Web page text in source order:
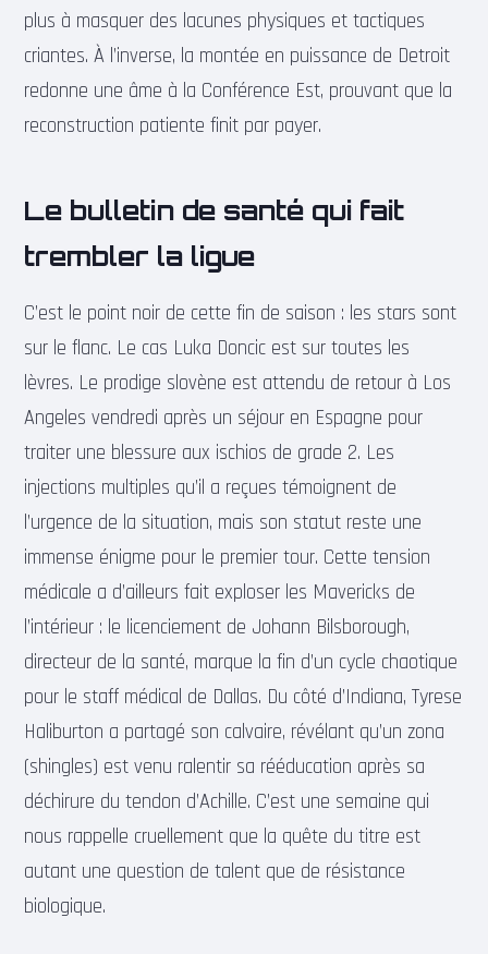
plus à masquer des lacunes physiques et tactiques
criantes. À l’inverse, la montée en puissance de Detroit
redonne une âme à la Conférence Est, prouvant que la
reconstruction patiente finit par payer.
Le bulletin de santé qui fait
trembler la ligue
C’est le point noir de cette fin de saison : les stars sont
sur le flanc. Le cas Luka Doncic est sur toutes les
lèvres. Le prodige slovène est attendu de retour à Los
Angeles vendredi après un séjour en Espagne pour
traiter une blessure aux ischios de grade 2. Les
injections multiples qu’il a reçues témoignent de
l’urgence de la situation, mais son statut reste une
immense énigme pour le premier tour. Cette tension
médicale a d’ailleurs fait exploser les Mavericks de
l’intérieur : le licenciement de Johann Bilsborough,
directeur de la santé, marque la fin d’un cycle chaotique
pour le staff médical de Dallas. Du côté d’Indiana, Tyrese
Haliburton a partagé son calvaire, révélant qu’un zona
(shingles) est venu ralentir sa rééducation après sa
déchirure du tendon d’Achille. C’est une semaine qui
nous rappelle cruellement que la quête du titre est
autant une question de talent que de résistance
biologique.